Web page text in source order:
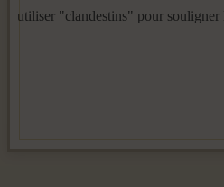
utiliser "clandestins" pour